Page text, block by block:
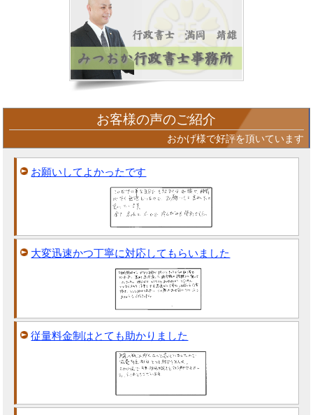
お客様の声のご紹介
おかげ様で好評を頂いています
お願いしてよかったです
大変迅速かつ丁寧に対応してもらいました
従量料金制はとても助かりました